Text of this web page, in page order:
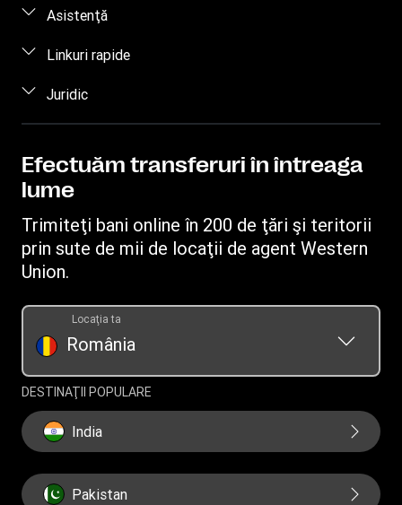
Trimiteţi bani online
Asistenţă
Întrebări frecvente
Linkuri rapide
Conectare / Înregistrare
Deveniţi agent
Urmăriţi un transfer
Juridic
Declaraţie de confidenţialitate
Termeni şi condiţii
Efectuăm transferuri în întreaga
lume
Trimiteţi bani online în 200 de ţări şi teritorii
prin sute de mii de locaţii de agent Western
Union.
România
Locaţia ta
DESTINAŢII POPULARE
India
Pakistan